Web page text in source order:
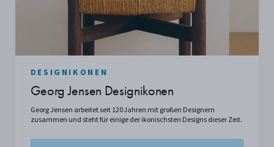
DESIGNIKONEN
Georg Jensen Designikonen
Georg Jensen arbeitet seit 120 Jahren mit großen Designern
zusammen und steht für einige der ikonischsten Designs dieser Zeit.